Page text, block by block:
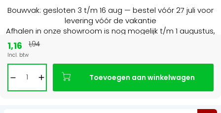
Bouwvak: gesloten 3 t/m 16 aug — bestel vóór 27 juli voor
levering vóór de vakantie
Afhalen in onze showroom is nog mogelijk t/m 1 augustus,
1,16
Incl. btw
1,94
Toevoegen aan winkelwagen